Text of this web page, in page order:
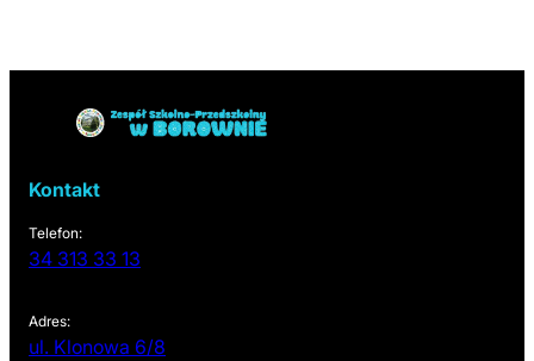
Kontakt
Telefon:
34 313 33 13
Adres:
ul. Klonowa 6/8